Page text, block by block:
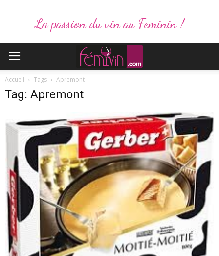
La passion du vin au Feminin !
Accueil Tags Apremont
Tag: Apremont